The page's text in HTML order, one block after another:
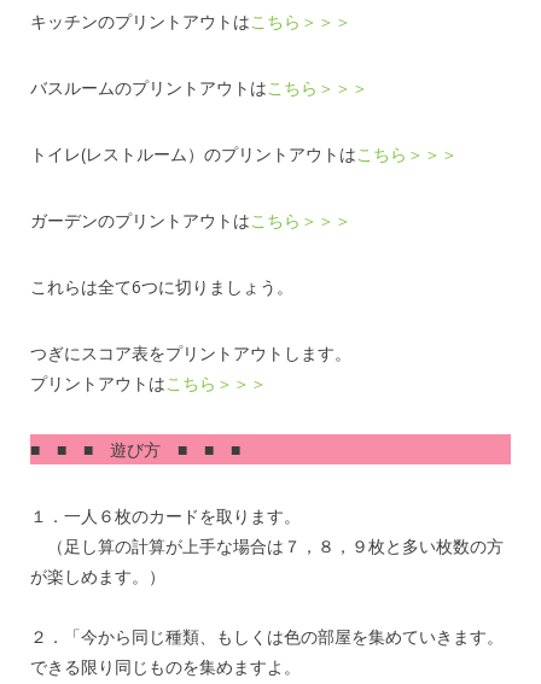
キッチンのプリントアウトはこちら＞＞＞
バスルームのプリントアウトはこちら＞＞＞
トイレ(レストルーム）のプリントアウトはこちら＞＞＞
ガーデンのプリントアウトはこちら＞＞＞
これらは全て6つに切りましょう。
つぎにスコア表をプリントアウトします。
プリントアウトはこちら＞＞＞
■ ■ ■ 遊び方 ■ ■ ■
１．一人６枚のカードを取ります。
（足し算の計算が上手な場合は７，８，９枚と多い枚数の方
が楽しめます。）
２．「今から同じ種類、もしくは色の部屋を集めていきます。
できる限り同じものを集めますよ。